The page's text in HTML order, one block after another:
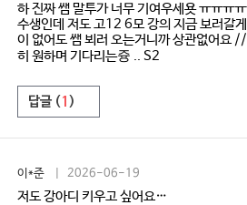
하 진짜 쌤 말투가 너무 기여우세욧 ㅠㅠㅠ
수생인데 저도 고12 6모 강의 지금 보러갈
이 없어도 쌤 뵈러 오는거니까 상관없어요
히 원하며 기다리는즁 .. S2
답글 (1 )
이*준 | 2026-06-19
저도 강아디 키우고 싶어요…